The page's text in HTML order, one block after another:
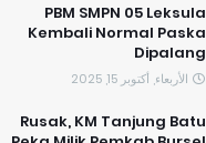
PBM SMPN 05 Leksula
Kembali Normal Paska
Dipalang
الأربعاء, أكتوبر 15, 2025
Rusak, KM Tanjung Batu